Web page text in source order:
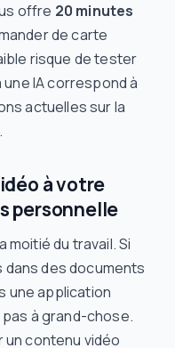
offre 20 minutes
de carte
risque de tester
IA correspond à
actuelles sur la
.
à votre
personnelle
moitié du travail. Si
des documents
une application
à grand-chose.
contenu vidéo